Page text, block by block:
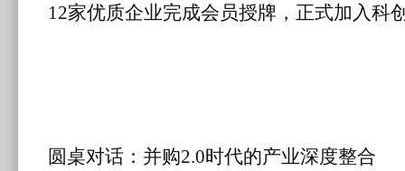
12家优质企业完成会员授牌，正式加入科
圆桌对话：并购2.0时代的产业深度整合